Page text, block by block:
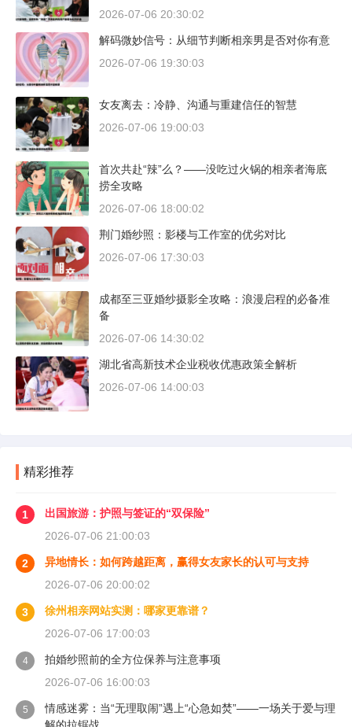
2026-07-06 20:30:02
解码微妙信号：从细节判断相亲男是否对你有意
2026-07-06 19:30:03
女友离去：冷静、沟通与重建信任的智慧
2026-07-06 19:00:03
首次共赴“辣”么？——没吃过火锅的相亲者海底
捞全攻略
2026-07-06 18:00:02
荆门婚纱照：影楼与工作室的优劣对比
2026-07-06 17:30:03
成都至三亚婚纱摄影全攻略：浪漫启程的必备准
备
2026-07-06 14:30:02
湖北省高新技术企业税收优惠政策全解析
2026-07-06 14:00:03
精彩推荐
1
出国旅游：护照与签证的“双保险”
2026-07-06 21:00:03
2
异地情长：如何跨越距离，赢得女友家长的认可与支持
2026-07-06 20:00:02
3
徐州相亲网站实测：哪家更靠谱？
2026-07-06 17:00:03
4
拍婚纱照前的全方位保养与注意事项
2026-07-06 16:00:03
5
情感迷雾：当“无理取闹”遇上“心急如焚”——一场关于爱与理